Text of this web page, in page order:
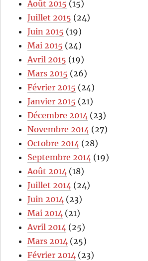
Août 2015 (15)
Juillet 2015 (24)
Juin 2015 (19)
Mai 2015 (24)
Avril 2015 (19)
Mars 2015 (26)
Février 2015 (24)
Janvier 2015 (21)
Décembre 2014 (23)
Novembre 2014 (27)
Octobre 2014 (28)
Septembre 2014 (19)
Août 2014 (18)
Juillet 2014 (24)
Juin 2014 (23)
Mai 2014 (21)
Avril 2014 (25)
Mars 2014 (25)
Février 2014 (23)